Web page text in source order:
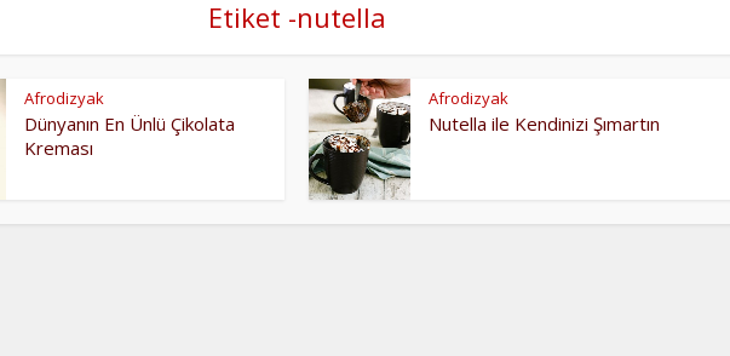
Etiket -nutella
Afrodizyak
Dünyanın En Ünlü Çikolata
Kreması
Afrodizyak
Nutella ile Kendinizi Şımartın